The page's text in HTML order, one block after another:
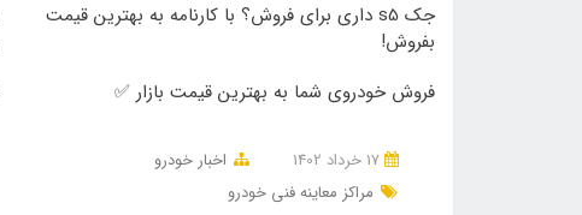
جک s5 داری برای فروش؟ با کارنامه به بهترین قیمت
بفروش!
فروش خودروی شما به بهترین قیمت بازار ✅
اخبار خودرو
مراکز معاینه فنی خودرو